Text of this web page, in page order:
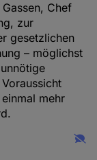
Chef
zur
gesetzlichen
– möglichst
mehr